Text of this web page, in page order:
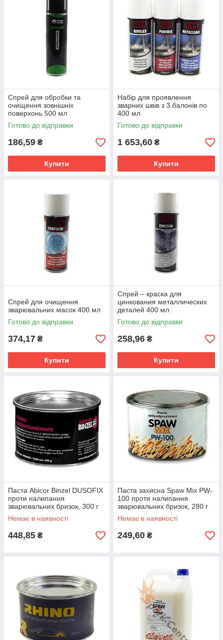
Спрей для обробки та
очищення зовнішніх
поверхонь 500 мл
Готово до відправки
186,59 ₴
Купити
Набір для проявлення
зварних швів з 3 балонів по
400 мл
Готово до відправки
1 653,60 ₴
Купити
Спрей для очищення
зварювальних масок 400 мл
Готово до відправки
374,17 ₴
Купити
Спрей – краска для
цинкования металлических
деталей 400 мл
Готово до відправки
258,96 ₴
Купити
Паста Abicor Binzel DUSOFIX
проти налипання
зварювальних бризок, 300 г
(Німеччина)
Немає в наявності
448,85 ₴
Паста захисна Spaw Mix PW-
100 проти налипання
зварювальних бризок, 280 г
(Польща)
Немає в наявності
249,60 ₴